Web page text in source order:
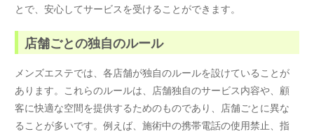
とで、安心してサービスを受けることができます。
店舗ごとの独自のルール
メンズエステでは、各店舗が独自のルールを設けていることが
あります。これらのルールは、店舗独自のサービス内容や、顧
客に快適な空間を提供するためのものであり、店舗ごとに異な
ることが多いです。例えば、施術中の携帯電話の使用禁止、指